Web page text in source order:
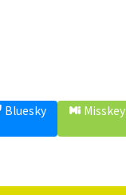
Bluesky Misskey